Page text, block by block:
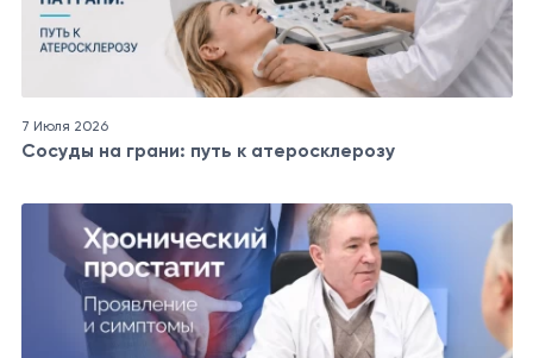
7 Июля 2026
Сосуды на грани: путь к атеросклерозу